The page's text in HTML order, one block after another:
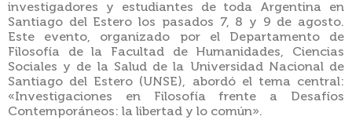
investigadores y estudiantes de toda Argentina en
Santiago del Estero los pasados 7, 8 y 9 de agosto.
Este evento, organizado por el Departamento de
Filosofía de la Facultad de Humanidades, Ciencias
Sociales y de la Salud de la Universidad Nacional de
Santiago del Estero (UNSE), abordó el tema central:
«Investigaciones en Filosofía frente a Desafíos
Contemporáneos: la libertad y lo común».